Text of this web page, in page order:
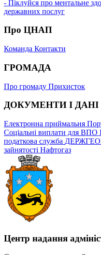
- Піклуйся про ментальне
державних послуг
Про ЦНАП
Команда Контакти
ГРОМАДА
Про громаду Прихисток
ДОКУМЕНТИ І ДАНІ
Електронна приймальня
Соціальні виплати для ВПО
податкова служба
зайнятості Нафтогаз
Центр надання